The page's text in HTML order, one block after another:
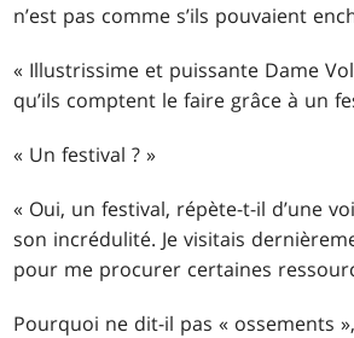
n’est pas comme s’ils pouvaient
« Illustrissime et puissante Dame
qu’ils comptent le faire grâce à un
« Un festival ? »
« Oui, un festival, répète-t-il d’une
son incrédulité. Je visitais
pour me procurer certaines
Pourquoi ne dit-il pas « ossements